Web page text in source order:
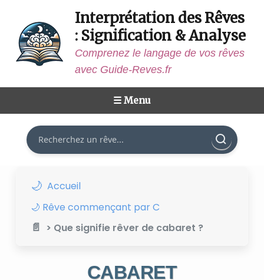
Interprétation des Rêves
: Signification & Analyse
Comprenez le langage de vos rêves
avec Guide-Reves.fr
☰ Menu
Rechercher
Accueil
🌙 Rêve commençant par C
> Que signifie rêver de cabaret ?
CABARET